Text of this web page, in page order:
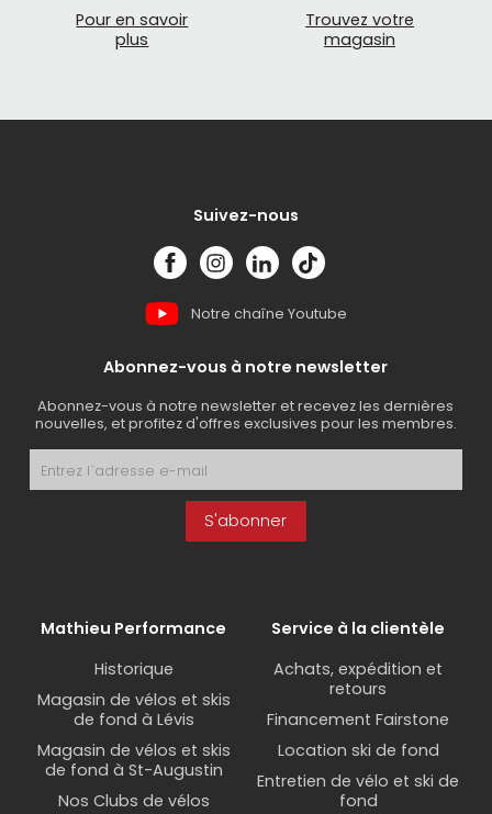
Pour en savoir
plus
Trouvez votre
magasin
Suivez-nous
Notre chaîne Youtube
Abonnez-vous à notre newsletter
Abonnez-vous à notre newsletter et recevez les dernières
nouvelles, et profitez d'offres exclusives pour les membres.
S'abonner
Mathieu Performance
Historique
Magasin de vélos et skis
de fond à Lévis
Magasin de vélos et skis
de fond à St-Augustin
Nos Clubs de vélos
Service à la clientèle
Achats, expédition et
retours
Financement Fairstone
Location ski de fond
Entretien de vélo et ski de
fond